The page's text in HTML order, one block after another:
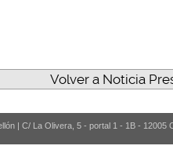
Volver a Noticia
| C/ La Olivera, 5 - portal 1 - 1B - 12005